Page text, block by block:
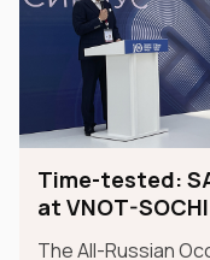
Time-tested:
at VNOT-
The All-Russian